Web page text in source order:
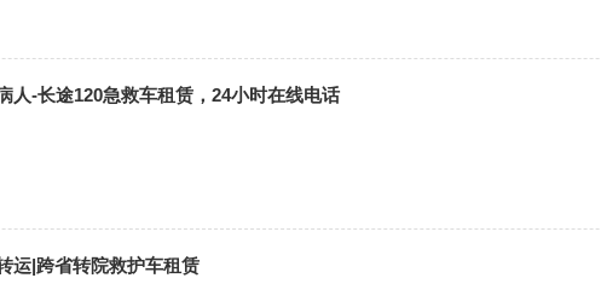
人-长途120急救车租赁，24小时在线电话
运|跨省转院救护车租赁